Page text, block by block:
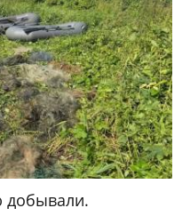
добывали.